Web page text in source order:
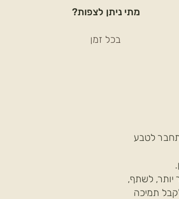
מתי ניתן לצפות?
בכל זמן
לטבע
יותר, לשתף,
תמיכה